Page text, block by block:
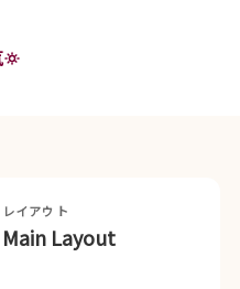
レイアウト
Main Layout